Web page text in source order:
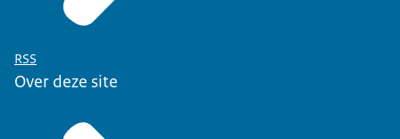
RSS
Over deze site